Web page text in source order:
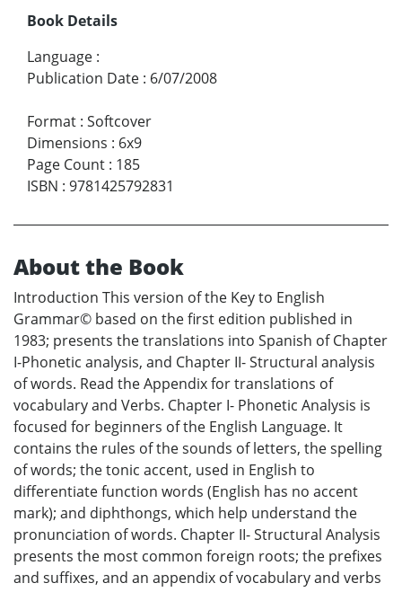
Book Details
Language :
Publication Date : 6/07/2008
Format : Softcover
Dimensions : 6x9
Page Count : 185
ISBN : 9781425792831
About the Book
Introduction This version of the Key to English
Grammar© based on the first edition published in
1983; presents the translations into Spanish of Chapter
I-Phonetic analysis, and Chapter II- Structural analysis
of words. Read the Appendix for translations of
vocabulary and Verbs. Chapter I- Phonetic Analysis is
focused for beginners of the English Language. It
contains the rules of the sounds of letters, the spelling
of words; the tonic accent, used in English to
differentiate function words (English has no accent
mark); and diphthongs, which help understand the
pronunciation of words. Chapter II- Structural Analysis
presents the most common foreign roots; the prefixes
and suffixes, and an appendix of vocabulary and verbs